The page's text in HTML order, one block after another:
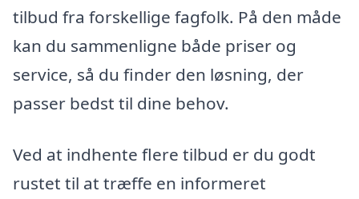
tilbud fra forskellige fagfolk. På den måde
kan du sammenligne både priser og
service, så du finder den løsning, der
passer bedst til dine behov.
Ved at indhente flere tilbud er du godt
rustet til at træffe en informeret